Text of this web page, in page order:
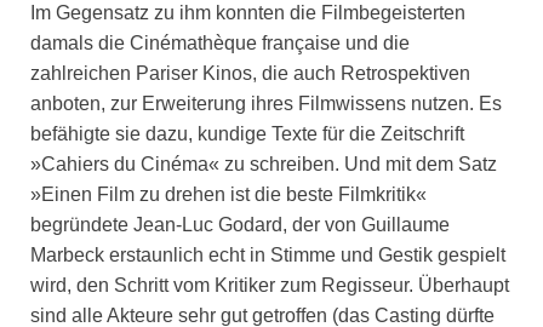
Im Gegensatz zu ihm konnten die Filmbegeisterten
damals die Cinémathèque française und die
zahlreichen Pariser Kinos, die auch Retrospektiven
anboten, zur Erweiterung ihres Filmwissens nutzen. Es
befähigte sie dazu, kundige Texte für die Zeitschrift
»Cahiers du Cinéma« zu schreiben. Und mit dem Satz
»Einen Film zu drehen ist die beste Filmkritik«
begründete Jean-Luc Godard, der von Guillaume
Marbeck erstaunlich echt in Stimme und Gestik gespielt
wird, den Schritt vom Kritiker zum Regisseur. Überhaupt
sind alle Akteure sehr gut getroffen (das Casting dürfte